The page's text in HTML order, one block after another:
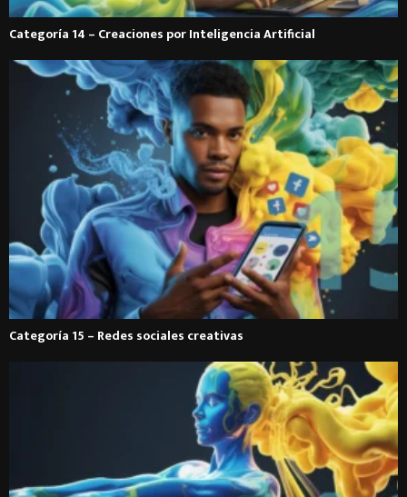
Categoría 14 – Creaciones por Inteligencia Artificial
Categoría 15 – Redes sociales creativas